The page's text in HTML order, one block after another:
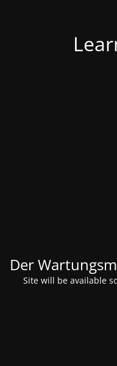
Der
Site will be available